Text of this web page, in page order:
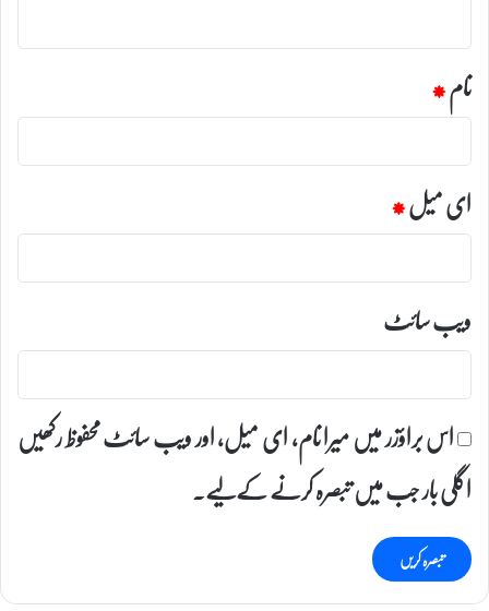
نام*
ای میل*
ویب‌ سائٹ
اس براؤزر میں میرا نام، ای میل، اور ویب سائٹ محفوظ رکھیں
اگلی بار جب میں تبصرہ کرنے کےلیے۔